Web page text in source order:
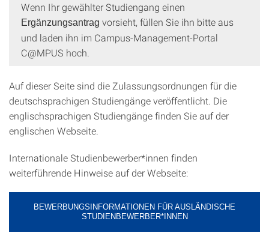
Wenn Ihr gewählter Studiengang einen
Ergänzungsantrag vorsieht, füllen Sie ihn bitte aus
und laden ihn im Campus-Management-Portal
C@MPUS hoch.
Auf dieser Seite sind die Zulassungsordnungen für die
deutschsprachigen Studiengänge veröffentlicht. Die
englischsprachigen Studiengänge finden Sie auf der
englischen Webseite.
Internationale Studienbewerber*innen finden
weiterführende Hinweise auf der Webseite:
BEWERBUNGSINFORMATIONEN FÜR AUSLÄNDISCHE
STUDIENBEWERBER*INNEN